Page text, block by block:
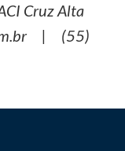
Cruz Alta
| (55)